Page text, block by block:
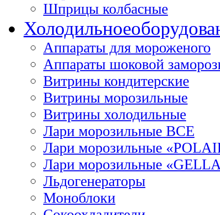
Шприцы колбасные
Холодильное
Аппараты для мороженого
Аппараты шоковой
Витрины кондитерские
Витрины морозильные
Витрины холодильные
Лари морозильные ВСЕ
Лари морозильные
Лари морозильные
Льдогенераторы
Моноблоки